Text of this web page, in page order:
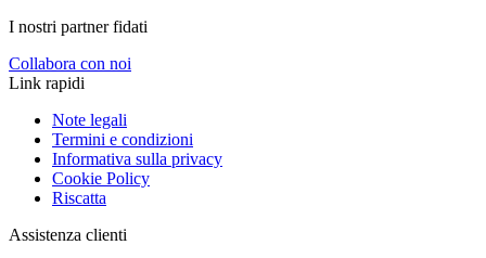
I nostri partner fidati
Collabora con noi
Link rapidi
Note legali
Termini e condizioni
Informativa sulla privacy
Cookie Policy
Riscatta
Assistenza clienti